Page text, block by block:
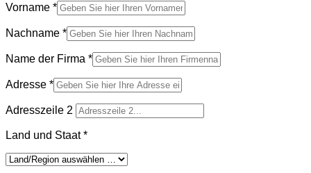
Vorname *
Nachname *
Name der Firma *
Adresse *
Adresszeile 2
Land und Staat*